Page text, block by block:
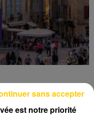
est notre priorité
sans accepter